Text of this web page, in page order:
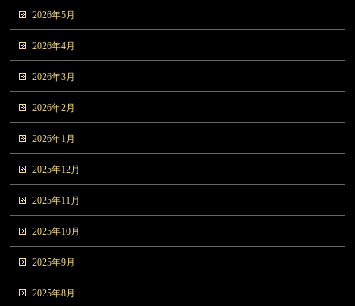
2026年5月
2026年4月
2026年3月
2026年2月
2026年1月
2025年12月
2025年11月
2025年10月
2025年9月
2025年8月